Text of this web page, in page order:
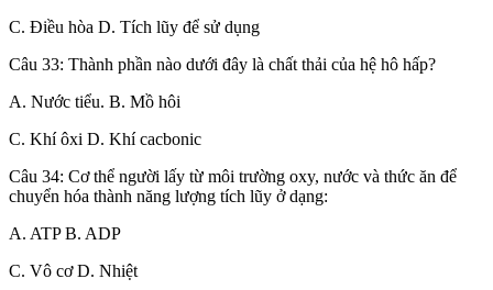
C. Điều hòa D. Tích lũy để sử dụng
Câu 33: Thành phần nào dưới đây là chất thải của hệ hô hấp?
A. Nước tiểu. B. Mồ hôi
C. Khí ôxi D. Khí cacbonic
Câu 34: Cơ thể người lấy từ môi trường oxy, nước và thức ăn để
chuyển hóa thành năng lượng tích lũy ở dạng:
A. ATP B. ADP
C. Vô cơ D. Nhiệt